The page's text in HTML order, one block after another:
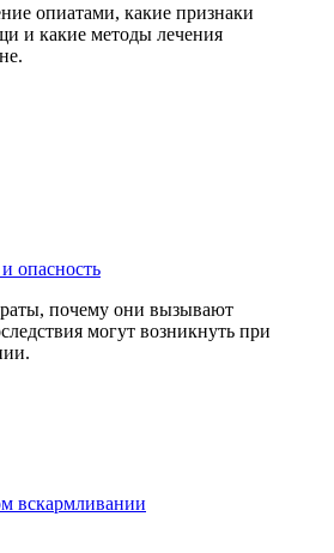
опиатами, какие признаки
и какие методы лечения
опасность
почему они вызывают
могут возникнуть при